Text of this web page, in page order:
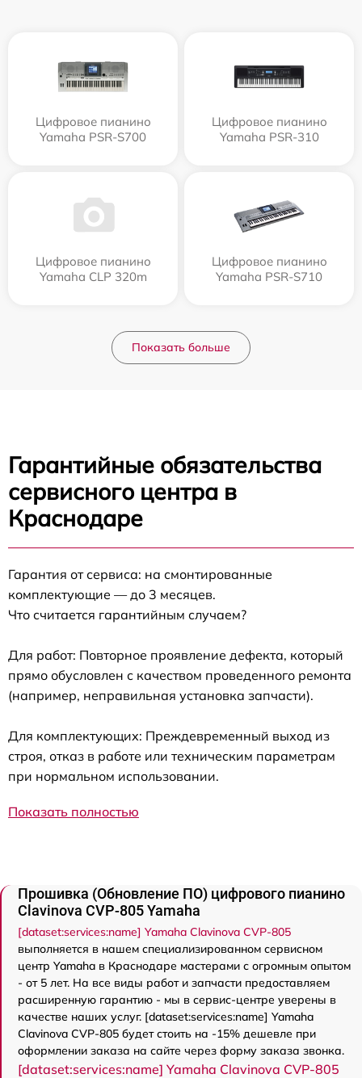
Цифровое пианино
Yamaha PSR-S700
Цифровое пианино
Yamaha PSR-310
Цифровое пианино
Yamaha CLP 320m
Цифровое пианино
Yamaha PSR-S710
Показать больше
Гарантийные обязательства
сервисного центра в
Краснодаре
Гарантия от сервиса: на смонтированные
комплектующие — до 3 месяцев.
Что считается гарантийным случаем?
Для работ: Повторное проявление дефекта, который
прямо обусловлен с качеством проведенного ремонта
(например, неправильная установка запчасти).
Для комплектующих: Преждевременный выход из
строя, отказ в работе или техническим параметрам
при нормальном использовании.
Показать полностью
Прошивка (Обновление ПО) цифрового пианино
Clavinova CVP-805 Yamaha
[dataset:services:name] Yamaha Clavinova CVP-805
выполняется в нашем специализированном сервисном
центр Yamaha в Краснодаре мастерами с огромным опытом
- от 5 лет. На все виды работ и запчасти предоставляем
расширенную гарантию - мы в сервис-центре уверены в
качестве наших услуг. [dataset:services:name] Yamaha
Clavinova CVP-805 будет стоить на -15% дешевле при
оформлении заказа на сайте через форму заказа звонка.
[dataset:services:name] Yamaha Clavinova CVP-805